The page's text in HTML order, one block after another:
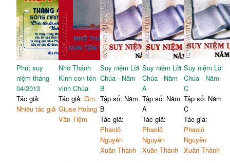
Phút suy
niệm tháng
04/2013
Tác giả:
Nhiều tác giả
Nhờ Thánh
Kinh con tôn
vinh Chúa
Tác giả: Gm.
Giuse Hoàng
Văn Tiệm
Suy niệm Lời
Chúa - Năm
B
Tập số: Năm
B
Tác giả:
Phaolô
Nguyễn
Xuân Thành
Suy niệm Lời
Chúa - Năm
A
Tập số: Năm
A
Tác giả:
Phaolô
Nguyễn
Xuân Thành
Suy niệm Lời
Chúa - Năm
C
Tập số: Năm
C
Tác giả:
Phaolô
Nguyễn
Xuân Thành